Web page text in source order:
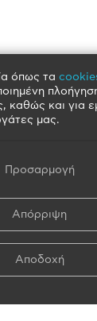
όπως τα
καθώς και για
μας.
Προσαρμογή
Απόρριψη
Αποδοχή